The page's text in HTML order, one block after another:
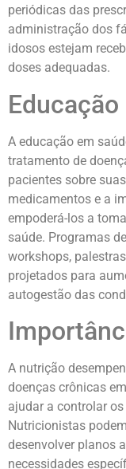
periódicas das
administração dos
idosos estejam
doses adequadas.
A educação em
tratamento de
pacientes sobre
medicamentos e a
empoderá-los a
saúde. Programas
workshops,
projetados para
autogestão das
A nutrição
doenças crônicas
ajudar a controlar
Nutricionistas
desenvolver planos
necessidades